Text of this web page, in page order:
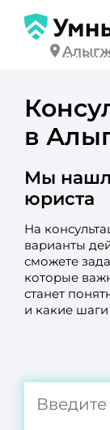
в
Мы
юриста
На
варианты
сможете
которые
станет
и какие